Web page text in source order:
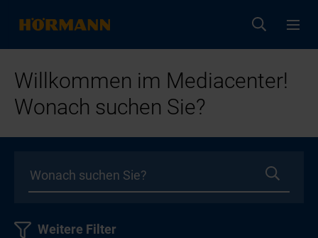
Willkommen im Mediacenter!
Wonach suchen Sie?
Weitere Filter